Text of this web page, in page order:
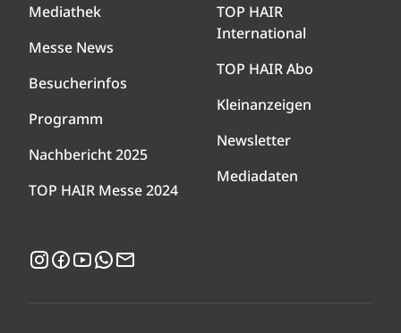
Mediathek
Messe News
Besucherinfos
Programm
Nachbericht 2025
TOP HAIR Messe 2024
TOP HAIR
International
TOP HAIR Abo
Kleinanzeigen
Newsletter
Mediadaten
Instagram
Facebook
YouTubeWhatsApp